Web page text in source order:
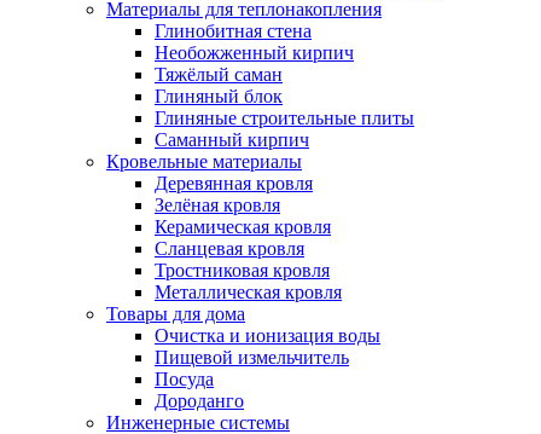
Материалы для теплонакопления
Глинобитная стена
Необожженный кирпич
Тяжёлый саман
Глиняный блок
Глиняные строительные плиты
Саманный кирпич
Кровельные материалы
Деревянная кровля
Зелёная кровля
Керамическая кровля
Сланцевая кровля
Тростниковая кровля
Металлическая кровля
Товары для дома
Очистка и ионизация воды
Пищевой измельчитель
Посуда
Дороданго
Инженерные системы